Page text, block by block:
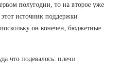
полугодии, то на второе уже
источник поддержки
он конечен, бюджетные
что подевалось: плечи